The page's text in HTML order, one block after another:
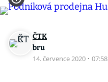
ČTK
bru
14. července 2020 · 07:58